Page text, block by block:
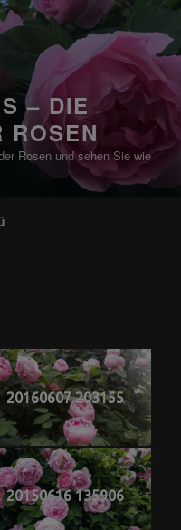
– DIE
ROSEN
Rosen und sehen Sie wie
20160607 203155
20150616 135906